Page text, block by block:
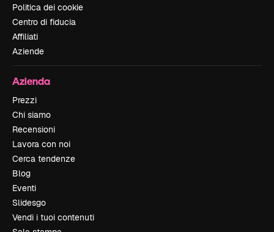
Politica dei cookie
Centro di fiducia
Affiliati
Aziende
Azienda
Prezzi
Chi siamo
Recensioni
Lavora con noi
Cerca tendenze
Blog
Eventi
Slidesgo
Vendi i tuoi contenuti